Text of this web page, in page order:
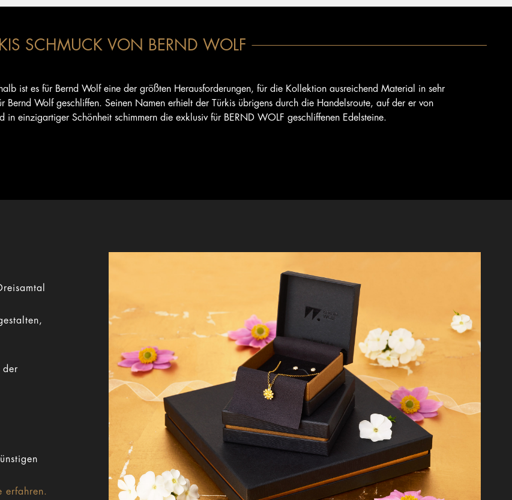
SCHMUCK VON BERND WOLF
ist es für Bernd Wolf eine der größten Herausforderungen, für die Kollektion ausreichend Material in sehr
Wolf geschliffen. Seinen Namen erhielt der Türkis übrigens durch die Handelsroute, auf der er von
einzigartiger Schönheit schimmern die exklusiv für BERND WOLF geschliffenen Edelsteine.
der
erfahren.